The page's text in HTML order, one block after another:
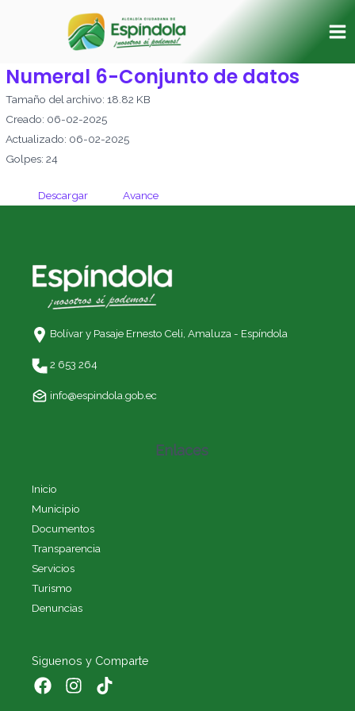
Numeral 6-Conjunto de datos
Tamaño del archivo: 18.82 KB
Creado: 06-02-2025
Actualizado: 06-02-2025
Golpes: 24
Descargar Avance
Bolívar y Pasaje Ernesto Celi, Amaluza - Espíndola
2 653 264
info@espindola.gob.ec
Enlaces
Inicio
Municipio
Documentos
Transparencia
Servicios
Turismo
Denuncias
Siguenos y Comparte